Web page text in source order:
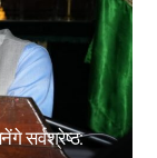
सर्वश्रेष्ठ: